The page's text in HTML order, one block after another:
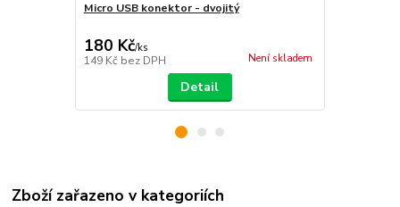
Micro USB konektor - dvojitý
180 Kč/ks
149 Kč bez DPH Není skladem
Detail
Zboží zařazeno v kategoriích